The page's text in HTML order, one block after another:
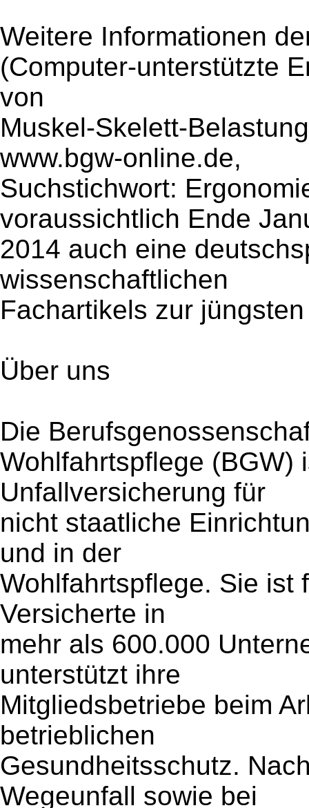
Weitere Informationen
(Computer-unterstützte
von
Muskel-Skelett-
www.bgw-online.de,
Suchstichwort:
voraussichtlich Ende
2014 auch eine
wissenschaftlichen
Fachartikels zur
Über uns
Die
Wohlfahrtspflege (BGW)
Unfallversicherung für
nicht staatliche
und in der
Wohlfahrtspflege. Sie ist
Versicherte in
mehr als 600.000
unterstützt ihre
Mitgliedsbetriebe beim
betrieblichen
Gesundheitsschutz.
Wegeunfall sowie bei